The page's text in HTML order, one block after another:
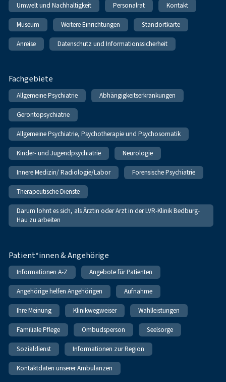
Umwelt und Nachhaltigkeit Personalrat Kontakt
Museum Weitere Einrichtungen Standortkarte
Anreise Datenschutz und Informationssicherheit
Fachgebiete
Allgemeine Psychiatrie Abhängigkeitserkrankungen
Gerontopsychiatrie
Allgemeine Psychiatrie, Psychotherapie und Psychosomatik
Kinder- und Jugendpsychiatrie Neurologie
Innere Medizin/ Radiologie/Labor Forensische Psychiatrie
Therapeutische Dienste
Darum lohnt es sich, als Ärztin oder Arzt in der LVR-Klinik Bedburg-
Hau zu arbeiten
Patient*innen & Angehörige
Informationen A-Z Angebote für Patienten
Angehörige helfen Angehörigen Aufnahme
Ihre Meinung Klinikwegweiser Wahlleistungen
Familiale Pflege Ombudsperson Seelsorge
Sozialdienst Informationen zur Region
Kontaktdaten unserer Ambulanzen